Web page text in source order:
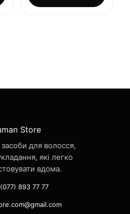
Store
для волосся,
які легко
вдома.
893 77 77